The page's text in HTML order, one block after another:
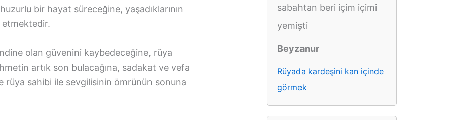
bir hayat süreceğine, yaşadıklarının
olan güvenini kaybedeceğine, rüya
artık son bulacağına, sadakat ve vefa
sahibi ile sevgilisinin ömrünün sonuna
sabahtan beri içim içimi
yemişti
Beyzanur
Rüyada kardeşini kan içinde
görmek